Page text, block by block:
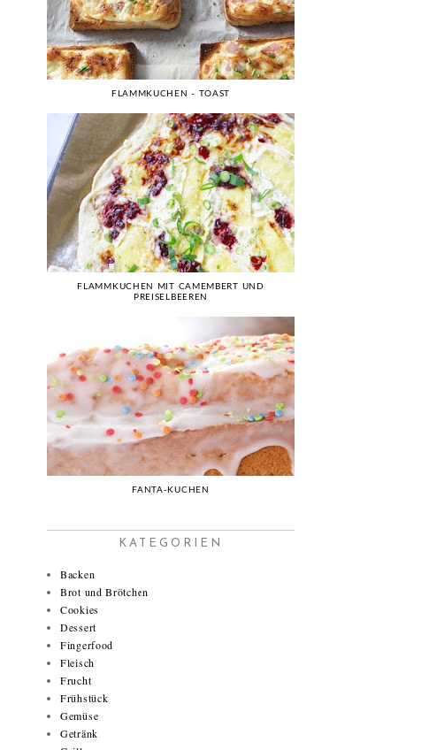
FLAMMKUCHEN - TOAST
FLAMMKUCHEN MIT CAMEMBERT UND
PREISELBEEREN
FANTA-KUCHEN
KATEGORIEN
Backen
Brot und Brötchen
Cookies
Dessert
Fingerfood
Fleisch
Frucht
Frühstück
Gemüse
Getränk